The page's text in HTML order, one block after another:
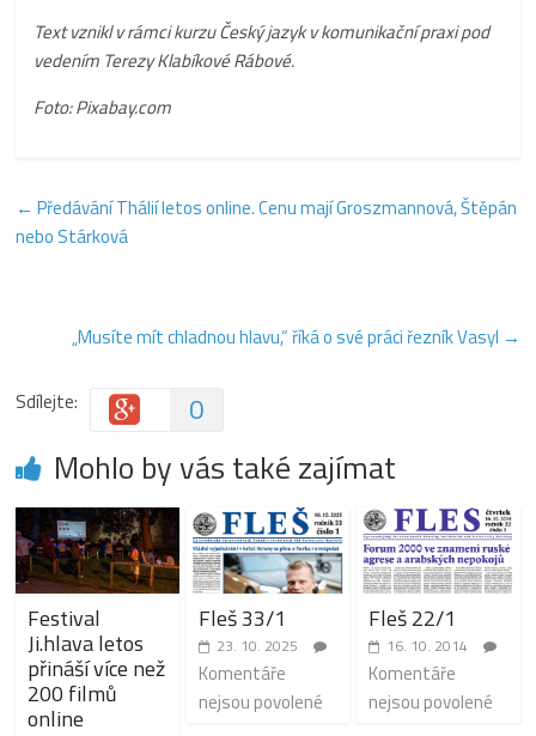
Text vznikl v rámci kurzu Český jazyk v komunikační praxi pod
vedením Terezy Klabíkové Rábové.
Foto: Pixabay.com
← Předávání Thálií letos online. Cenu mají Groszmannová, Štěpán
nebo Stárková
„Musíte mít chladnou hlavu,“ říká o své práci řezník Vasyl →
Sdílejte: 0
Mohlo by vás také zajímat
Festival
Ji.hlava letos
přináší více než
200 filmů
online
Fleš 33/1
23. 10. 2025
Komentáře
nejsou povolené
Fleš 22/1
16. 10. 2014
Komentáře
nejsou povolené